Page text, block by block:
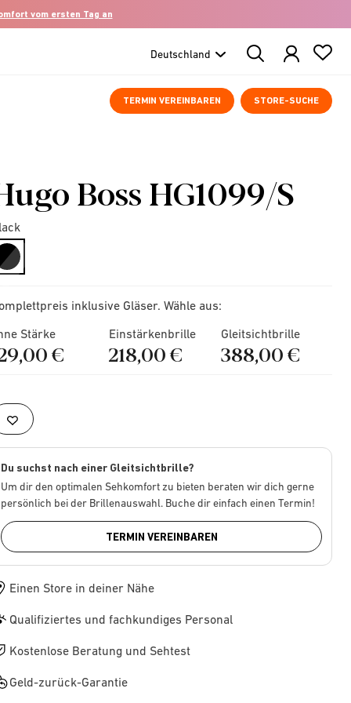
vom ersten Tag an
Search
Products
TERMIN VEREINBAREN STORE-SUCHE
Boss HG1099/S
selected
inklusive Gläser. Wähle aus:
Stärke
€
Einstärkenbrille
218,00 €
Gleitsichtbrille
388,00 €
Du suchst nach einer Gleitsichtbrille?
Um dir den optimalen Sehkomfort zu bieten beraten wir dich gerne
persönlich bei der Brillenauswahl. Buche dir einfach einen Termin!
TERMIN VEREINBAREN
Einen Store in deiner Nähe
Qualifiziertes und fachkundiges Personal
Kostenlose Beratung und Sehtest
Geld-zurück-Garantie